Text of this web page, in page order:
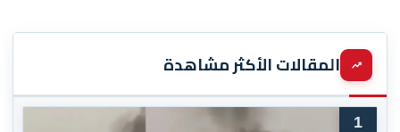
المقالات الأكثر مشاهدة
1